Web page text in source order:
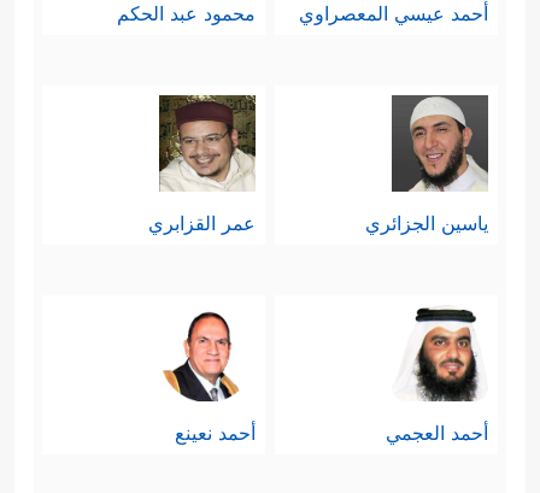
أحمد عيسي المعصراوي محمود عبد الحكم
ياسين الجزائري عمر القزابري
أحمد العجمي أحمد نعينع